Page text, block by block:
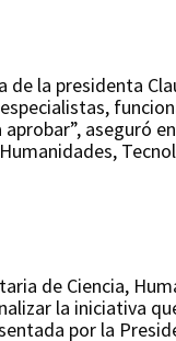
la presidenta
aseguró
de Ciencia,
la iniciativa
por la